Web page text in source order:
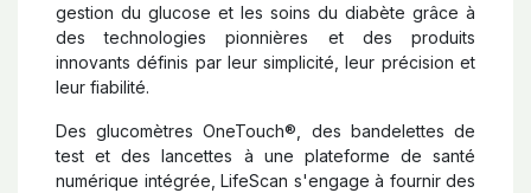
gestion du glucose et les soins du diabète grâce à
des technologies pionnières et des produits
innovants définis par leur simplicité, leur précision et
leur fiabilité.
Des glucomètres OneTouch®, des bandelettes de
test et des lancettes à une plateforme de santé
numérique intégrée, LifeScan s'engage à fournir des